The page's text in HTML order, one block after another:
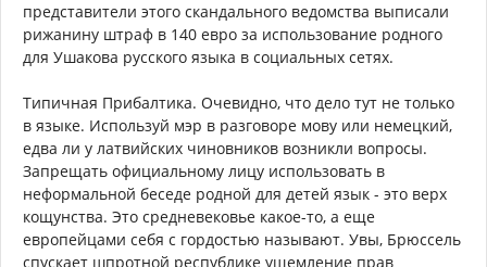
представители этого скандального ведомства выписали
рижанину штраф в 140 евро за использование родного
для Ушакова русского языка в социальных сетях.
Типичная Прибалтика. Очевидно, что дело тут не только
в языке. Используй мэр в разговоре мову или немецкий,
едва ли у латвийских чиновников возникли вопросы.
Запрещать официальному лицу использовать в
неформальной беседе родной для детей язык - это верх
кощунства. Это средневековье какое-то, а еще
европейцами себя с гордостью называют. Увы, Брюссель
спускает шпротной республике ущемление прав